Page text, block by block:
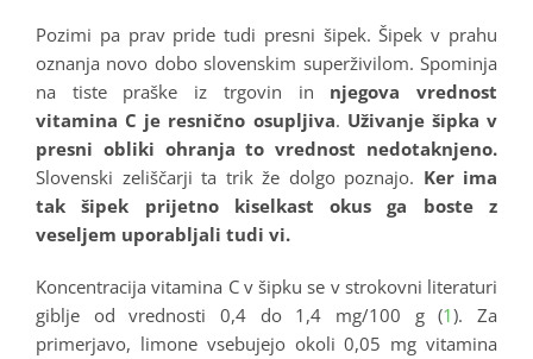
Pozimi pa prav pride tudi presni šipek. Šipek v prahu
oznanja novo dobo slovenskim superživilom. Spominja
na tiste praške iz trgovin in njegova vrednost
vitamina C je resnično osupljiva. Uživanje šipka v
presni obliki ohranja to vrednost nedotaknjeno.
Slovenski zeliščarji ta trik že dolgo poznajo. Ker ima
tak šipek prijetno kiselkast okus ga boste z
veseljem uporabljali tudi vi.
Koncentracija vitamina C v šipku se v strokovni literaturi
giblje od vrednosti 0,4 do 1,4 mg/100 g (1). Za
primerjavo, limone vsebujejo okoli 0,05 mg vitamina